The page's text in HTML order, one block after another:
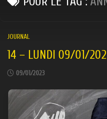
JOURNAL
14 – LUNDI 09/01/
09/01/2023